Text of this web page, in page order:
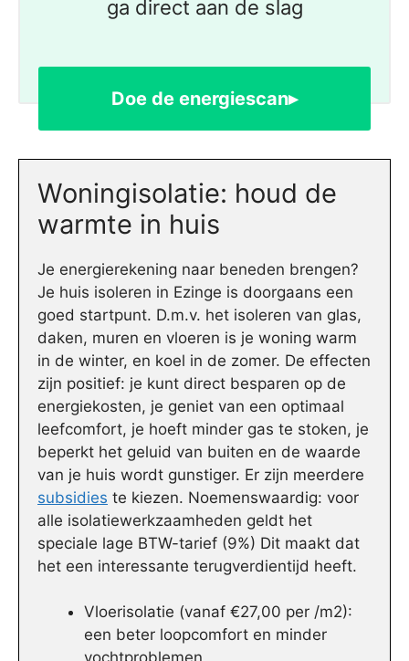
ga direct aan de slag
Doe de energiescan▸
Woningisolatie: houd de
warmte in huis
Je energierekening naar beneden brengen?
Je huis isoleren in Ezinge is doorgaans een
goed startpunt. D.m.v. het isoleren van glas,
daken, muren en vloeren is je woning warm
in de winter, en koel in de zomer. De effecten
zijn positief: je kunt direct besparen op de
energiekosten, je geniet van een optimaal
leefcomfort, je hoeft minder gas te stoken, je
beperkt het geluid van buiten en de waarde
van je huis wordt gunstiger. Er zijn meerdere
subsidies te kiezen. Noemenswaardig: voor
alle isolatiewerkzaamheden geldt het
speciale lage BTW-tarief (9%) Dit maakt dat
het een interessante terugverdientijd heeft.
Vloerisolatie (vanaf €27,00 per /m2):
een beter loopcomfort en minder